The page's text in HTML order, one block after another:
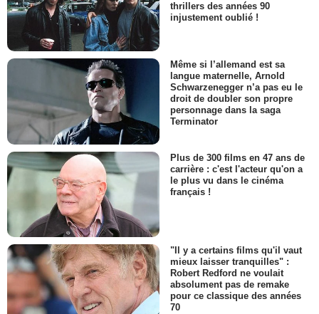
thrillers des années 90
injustement oublié !
Même si l’allemand est sa
langue maternelle, Arnold
Schwarzenegger n’a pas eu le
droit de doubler son propre
personnage dans la saga
Terminator
Plus de 300 films en 47 ans de
carrière : c'est l'acteur qu'on a
le plus vu dans le cinéma
français !
"Il y a certains films qu'il vaut
mieux laisser tranquilles" :
Robert Redford ne voulait
absolument pas de remake
pour ce classique des années
70